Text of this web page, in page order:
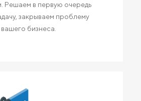
Решаем в первую очередь
закрываем проблему
вашего бизнеса.